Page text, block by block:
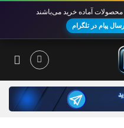
محصولات آماده خرید می‌باشند
پیام در تلگرام